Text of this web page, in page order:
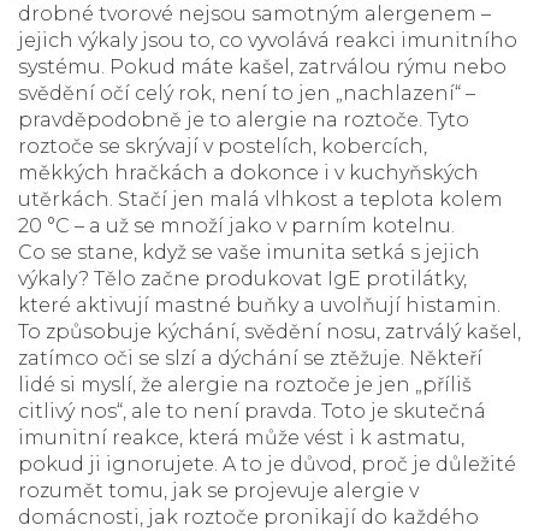
drobné tvorové nejsou samotným alergenem –
jejich výkaly jsou to, co vyvolává reakci imunitního
systému. Pokud máte kašel, zatrválou rýmu nebo
svědění očí celý rok, není to jen „nachlazení“ –
pravděpodobně je to alergie na roztoče. Tyto
roztoče se skrývají v postelích, kobercích,
měkkých hračkách a dokonce i v kuchyňských
utěrkách. Stačí jen malá vlhkost a teplota kolem
20 °C – a už se množí jako v parním kotelnu.
Co se stane, když se vaše imunita setká s jejich
výkaly? Tělo začne produkovat IgE protilátky,
které aktivují mastné buňky a uvolňují histamin.
To způsobuje kýchání, svědění nosu, zatrválý kašel,
zatímco oči se slzí a dýchání se ztěžuje. Někteří
lidé si myslí, že alergie na roztoče je jen „příliš
citlivý nos“, ale to není pravda. Toto je skutečná
imunitní reakce, která může vést i k astmatu,
pokud ji ignorujete. A to je důvod, proč je důležité
rozumět tomu, jak se projevuje alergie v
domácnosti, jak roztoče pronikají do každého